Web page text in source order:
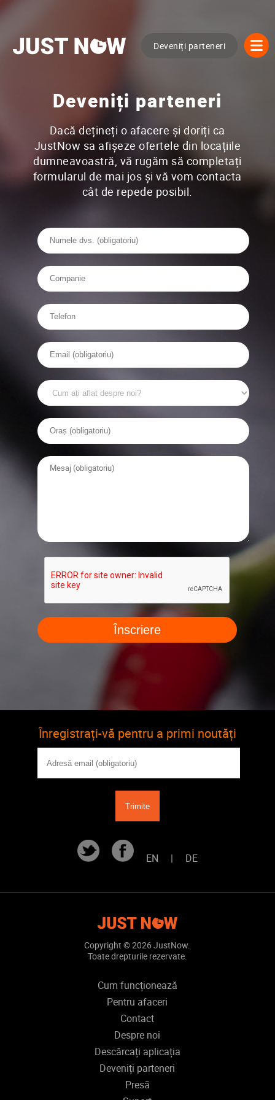
Deveniți parteneri
Deveniți parteneri
Dacă dețineți o afacere și doriți ca
JustNow sa afișeze ofertele din locațiile
dumneavoastră, vă rugăm să completați
formularul de mai jos și vă vom contacta
cât de repede posibil.
Înregistrați-vă pentru a primi noutăți
EN | DE
Copyright ©2026 JustNow.
Toate drepturile rezervate.
Cum funcționează
Pentru afaceri
Contact
Despre noi
Descărcați aplicația
Deveniți parteneri
Presă